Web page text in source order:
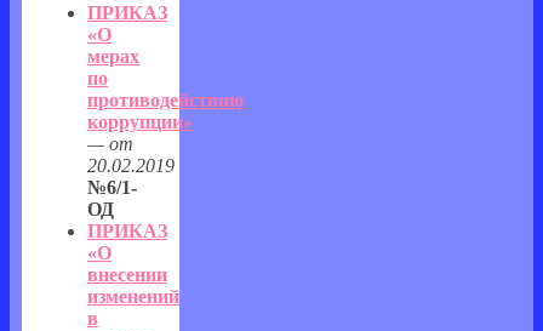
ПРИКАЗ
«О
мерах
по
противодействию
коррупции»
— от
20.02.2019
№6/1-
ОД
ПРИКАЗ
«О
внесении
изменений
в